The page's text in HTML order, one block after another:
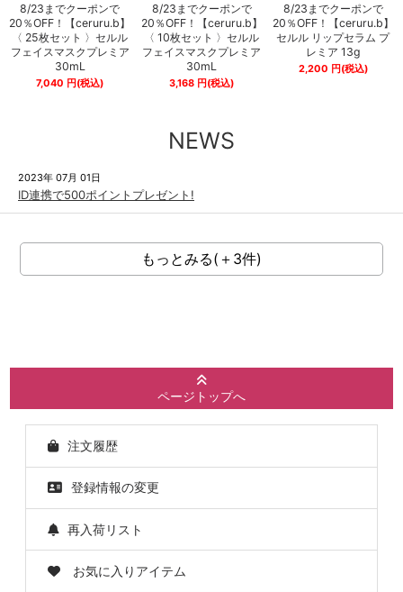
8/23までクーポンで
20％OFF！【ceruru.b】
〈 25枚セット 〉セルル
フェイスマスクプレミア
30mL
7,040 円(税込)
8/23までクーポンで
20％OFF！【ceruru.b】
〈 10枚セット 〉セルル
フェイスマスクプレミア
30mL
3,168 円(税込)
8/23までクーポンで
20％OFF！【ceruru.b】
セルル リップセラム プ
レミア 13g
2,200 円(税込)
NEWS
2023年 07月 01日
ID連携で500ポイントプレゼント!
もっとみる(＋3件)
ページトップへ
注文履歴
登録情報の変更
再入荷リスト
お気に入りアイテム